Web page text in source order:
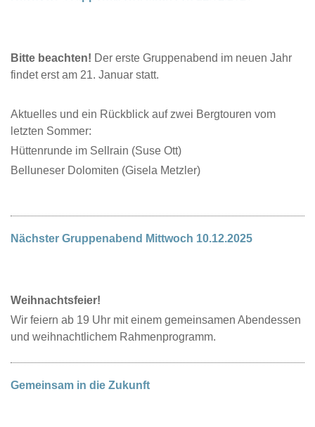
Bitte beachten! Der erste Gruppenabend im neuen Jahr
findet erst am 21. Januar statt.
Aktuelles und ein Rückblick auf zwei Bergtouren vom
letzten Sommer:
Hüttenrunde im Sellrain (Suse Ott)
Belluneser Dolomiten (Gisela Metzler)
Nächster Gruppenabend Mittwoch 10.12.2025
Weihnachtsfeier!
Wir feiern ab 19 Uhr mit einem gemeinsamen Abendessen
und weihnachtlichem Rahmenprogramm.
Gemeinsam in die Zukunft